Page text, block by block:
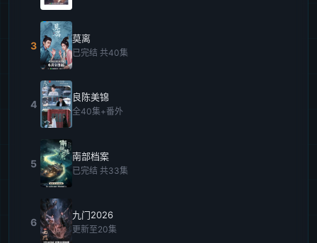
3
莫离
已完结 共40集
4
良陈美锦
全40集+番外
5
南部档案
已完结 共33集
6
九门2026
更新至20集